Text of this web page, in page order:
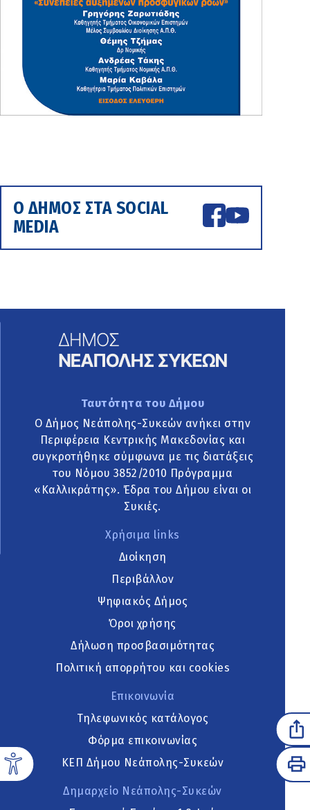
Ο ΔΗΜΟΣ ΣΤΑ SOCIAL
MEDIA
Ταυτότητα του Δήμου
Ο Δήμος Νεάπολης-Συκεών ανήκει στην
Περιφέρεια Κεντρικής Μακεδονίας και
συγκροτήθηκε σύμφωνα με τις διατάξεις
του Νόμου 3852/2010 Πρόγραμμα
«Καλλικράτης». Έδρα του Δήμου είναι οι
Συκιές.
Χρήσιμα links
Διοίκηση
Περιβάλλον
Ψηφιακός Δήμος
Όροι χρήσης
Δήλωση προσβασιμότητας
Πολιτική απορρήτου και cookies
Επικοινωνία
Τηλεφωνικός κατάλογος
Φόρμα επικοινωνίας
ΚΕΠ Δήμου Νεάπολης-Συκεών
Δημαρχείο Νεάπολης-Συκεών